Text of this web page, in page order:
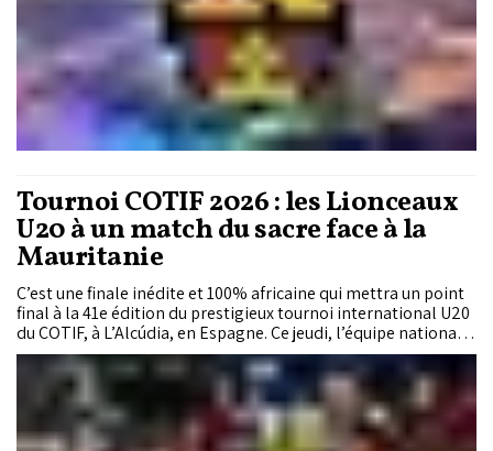
Tournoi COTIF 2026 : les Lionceaux
U20 à un match du sacre face à la
Mauritanie
C’est une finale inédite et 100% africaine qui mettra un point
final à la 41e édition du prestigieux tournoi international U20
du COTIF, à L’Alcúdia, en Espagne. Ce jeudi, l’équipe nationale
marocaine U20 croisera le fer avec son homologue
mauritanienne pour tenter de décrocher le trophée. Portés
par un parcours sans faute et une victoire convaincante face
au Valence CF en demi-finale (2-0), les Lionceaux de l’Atlas
abordent ce rendez-vous décisif avec une confiance